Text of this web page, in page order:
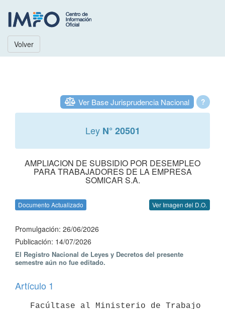
Volver
?
Ver Base Jurisprudencia Nacional
Ley N° 20501
AMPLIACION DE SUBSIDIO POR DESEMPLEO
PARA TRABAJADORES DE LA EMPRESA
SOMICAR S.A.
Documento Actualizado Ver Imagen del D.O.
Promulgación: 26/06/2026
Publicación: 14/07/2026
El Registro Nacional de Leyes y Decretos del presente
semestre aún no fue editado.
Artículo 1